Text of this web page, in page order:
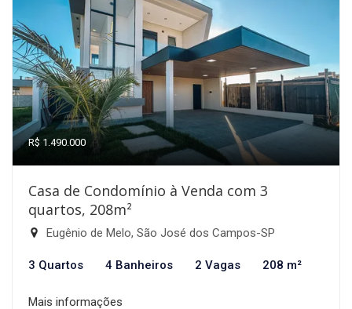
R$ 1.490.000
Casa de Condomínio à Venda com 3
quartos, 208m²
Eugênio de Melo, São José dos Campos-SP
3 Quartos 4 Banheiros 2 Vagas 208 m²
Mais informações